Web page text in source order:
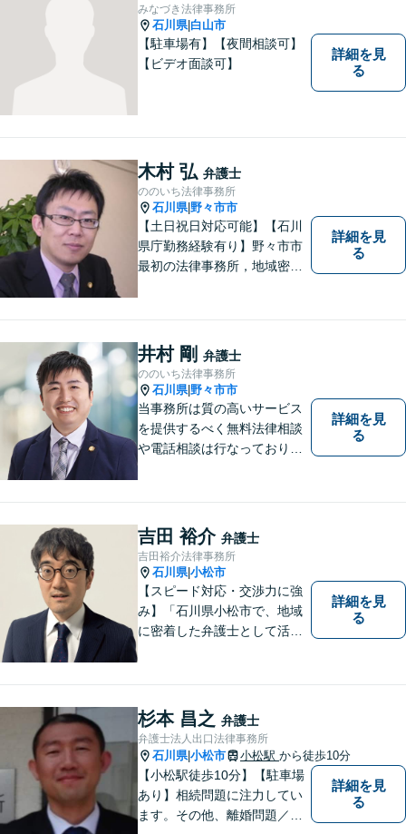
みなづき法律事務所
石川県| 白山市
【駐車場有】【夜間相談可】
【ビデオ面談可】
詳細を見
る
木村 弘 弁護士
ののいち法律事務所
石川県| 野々市市
【土日祝日対応可能】【石川
県庁勤務経験有り】野々市市
最初の法律事務所，地域密着
詳細を見
る
井村 剛 弁護士
ののいち法律事務所
石川県| 野々市市
当事務所は質の高いサービス
を提供するべく無料法律相談
や電話相談は行なっておりま
をします。相続・遺言／債権
回収「スピード対応」／企業
法務「顧問契約も可能」【夜
間・休日面談可】【完全個
室】
詳細を見
る
吉田 裕介 弁護士
吉田裕介法律事務所
石川県|小松市
【スピード対応・交渉力に強
み】「石川県小松市で、地域
に密着した弁護士として活動
い！刑事事件の示談交渉も私
にお任せください【完全個室
／プライバシー配慮】
詳細を見
る
杉本 昌之 弁護士
弁護士法人出口法律事務所
石川県|小松市 小松駅 から徒歩10分
【小松駅徒歩10分】【駐車場
あり】相続問題に注力してい
ます。その他、離婚問題／借
詳細を見
る